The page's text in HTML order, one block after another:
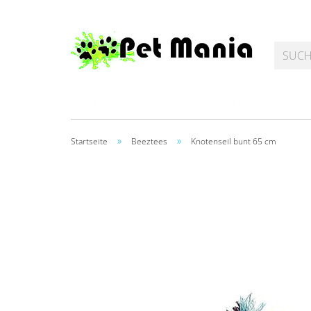
Startseite » Beeztees » Knotenseil bunt 65 cm